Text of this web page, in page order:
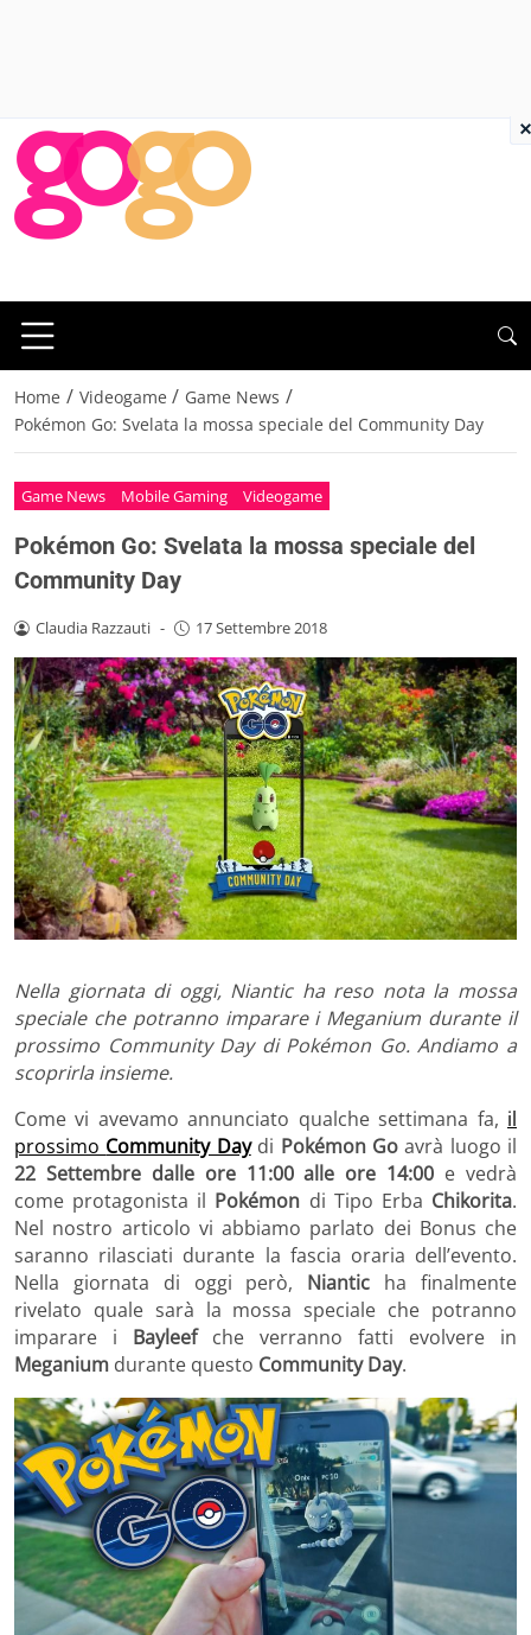
Home / Videogame / Game News /
Pokémon Go: Svelata la mossa speciale del Community Day
Game News Mobile Gaming Videogame
Pokémon Go: Svelata la mossa speciale del
Community Day
Claudia Razzauti - 17 Settembre 2018
Nella giornata di oggi, Niantic ha reso nota la mossa
speciale che potranno imparare i Meganium durante il
prossimo Community Day di Pokémon Go. Andiamo a
scoprirla insieme.
Come vi avevamo annunciato qualche settimana fa, il
prossimo Community Daydi Pokémon Goavrà luogo il
22 Settembre dalle ore 11:00 alle ore 14:00 e vedrà
come protagonista il Pokémon di Tipo Erba Chikorita.
Nel nostro articolo vi abbiamo parlato dei Bonus che
saranno rilasciati durante la fascia oraria dell’evento.
Nella giornata di oggi però, Niantic ha finalmente
rivelato quale sarà la mossa speciale che potranno
imparare i Bayleefche verranno fatti evolvere in
Meganium durante questo Community Day.
×